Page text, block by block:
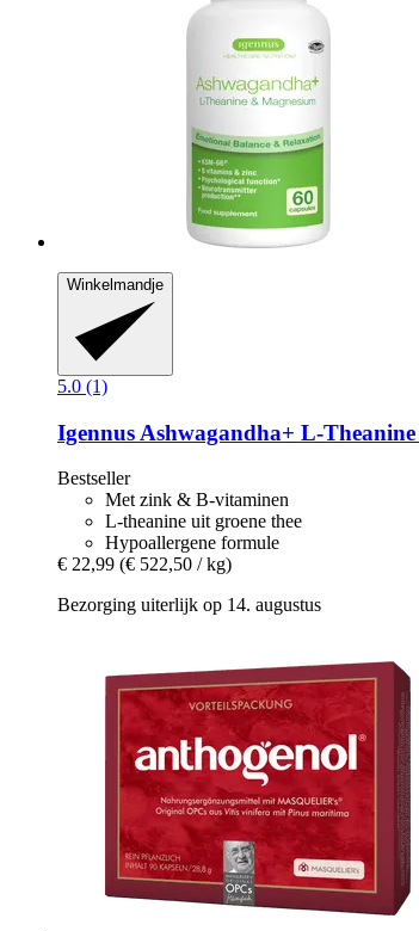
Winkelmandje
5.0 (1)
Igennus Ashwagandha+ L-​
Bestseller
Met zink & B-vitaminen
L-theanine uit groene thee
Hypoallergene formule
€ 22,99 (€ 522,50 / kg)
Bezorging uiterlijk op 14. augustus